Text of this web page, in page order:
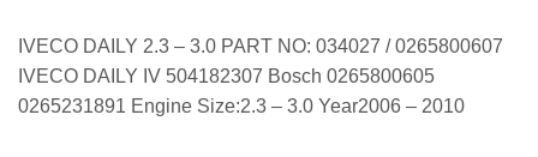
IVECO DAILY 2.3 – 3.0 PART NO: 034027 / 0265800607
IVECO DAILY IV 504182307 Bosch 0265800605
0265231891 Engine Size:2.3 – 3.0 Year2006 – 2010